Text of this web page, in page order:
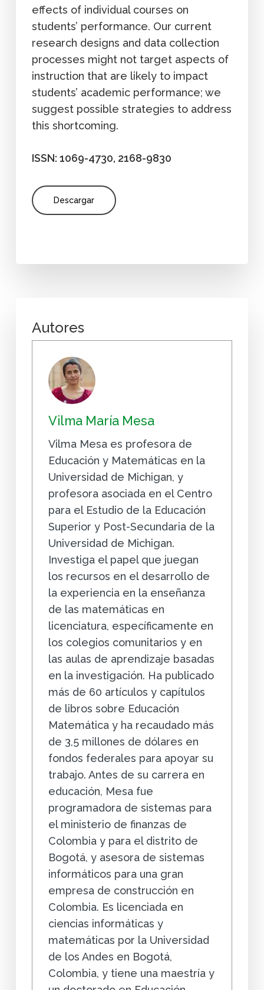
effects of individual courses on
students’ performance. Our current
research designs and data collection
processes might not target aspects of
instruction that are likely to impact
students’ academic performance; we
suggest possible strategies to address
this shortcoming.
ISSN: 1069-4730, 2168-9830
Descargar
Autores
Vilma María Mesa
Vilma Mesa es profesora de
Educación y Matemáticas en la
Universidad de Michigan, y
profesora asociada en el Centro
para el Estudio de la Educación
Superior y Post-Secundaria de la
Universidad de Michigan.
Investiga el papel que juegan
los recursos en el desarrollo de
la experiencia en la enseñanza
de las matemáticas en
licenciatura, específicamente en
los colegios comunitarios y en
las aulas de aprendizaje basadas
en la investigación. Ha publicado
más de 60 artículos y capítulos
de libros sobre Educación
Matemática y ha recaudado más
de 3,5 millones de dólares en
fondos federales para apoyar su
trabajo. Antes de su carrera en
educación, Mesa fue
programadora de sistemas para
el ministerio de finanzas de
Colombia y para el distrito de
Bogotá, y asesora de sistemas
informáticos para una gran
empresa de construcción en
Colombia. Es licenciada en
ciencias informáticas y
matemáticas por la Universidad
de los Andes en Bogotá,
Colombia, y tiene una maestría y